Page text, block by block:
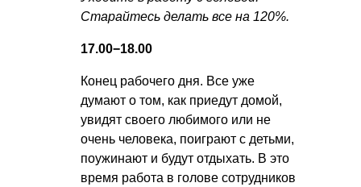
Старайтесь делать все на 120%.
17.00−18.00
Конец рабочего дня. Все уже
думают о том, как приедут домой,
увидят своего любимого или не
очень человека, поиграют с детьми,
поужинают и будут отдыхать. В это
время работа в голове сотрудников